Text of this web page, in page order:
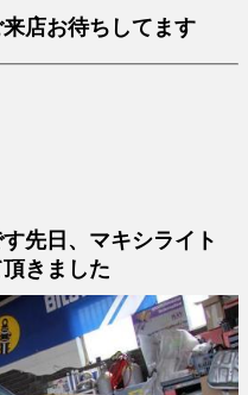
店お待ちしてます
先日、マキシライト
きました